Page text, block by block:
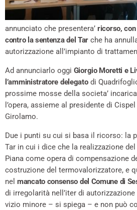
annunciato che presentera’ ricorso,
contro la sentenza del Tar che ha
autorizzazione all’impianto di
Ad annunciarlo oggi Giorgio Moretti e
l’amministratore delegatodi
prossime mosse della societa’
l’opera, assieme al presidente di
Girolamo.
Due i punti su cui si basa il ricorso: la
Tar in cui i dice che la realizzazione
Piana come opera di compensazione
costruzione del termovalorizzatore, e
nel mancato consenso del Comune di
di irregolarità nell’iter di autorizzazione
vizio minore – si spiega – e non può